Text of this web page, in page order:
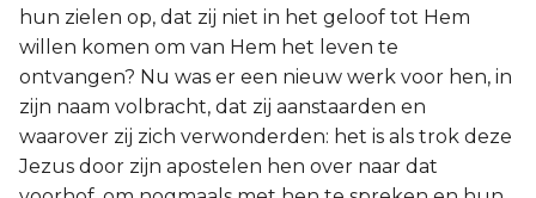
hun zielen op, dat zij niet in het geloof tot Hem
willen komen om van Hem het leven te
ontvangen? Nu was er een nieuw werk voor hen, in
zijn naam volbracht, dat zij aanstaarden en
waarover zij zich verwonderden: het is als trok deze
Jezus door zijn apostelen hen over naar dat